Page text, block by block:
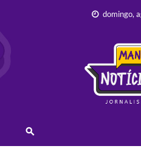
content
domingo,